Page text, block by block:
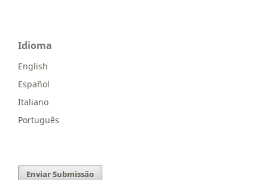
Idioma
English
Español
Italiano
Português
Enviar Submissão